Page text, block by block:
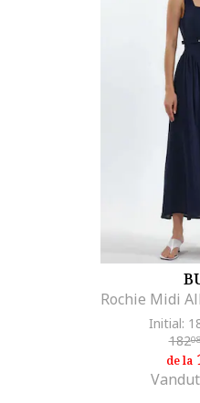
Felix Hardy
Fiorella Rubino
FOLD YOUR
Fracomina
French
Fundango
G STAR RAW
GAP
Gaudi
Gina Tricot
GIORGAL
Initial:
182
de la